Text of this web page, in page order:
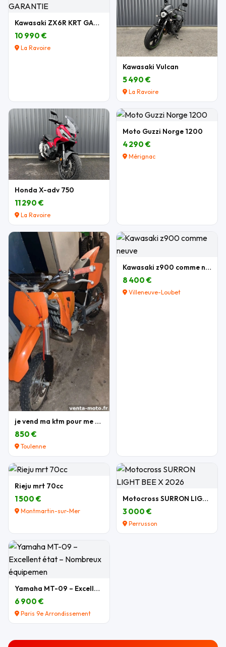
Kawasaki ZX6R KRT GARANTIE
10 990 €
La Ravoire
Kawasaki Vulcan
5 490 €
La Ravoire
Honda X-adv 750
11 290 €
La Ravoire
Moto Guzzi Norge 1200
4 290 €
Mérignac
je vend ma ktm pour me acheter une autre moto
850 €
Toulenne
Kawasaki z900 comme neuve
8 400 €
Villeneuve-Loubet
Rieju mrt 70cc
1 500 €
Montmartin-sur-Mer
Motocross SURRON LIGHT BEE X 2026
3 000 €
Perrusson
Yamaha MT-09 – Excellent état – Nombreux équipemen
6 900 €
Paris 9e Arrondissement